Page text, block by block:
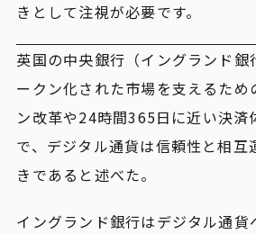
きとして注視が必要です。
英国の中央銀行（イングランド銀
ークン化された市場を支えるため
ン改革や24時間365日に近い決済
で、デジタル通貨は信頼性と相互
きであると述べた。
イングランド銀行はデジタル通貨